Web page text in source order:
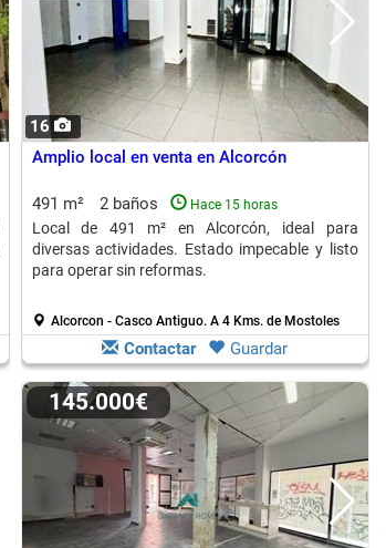
16
Amplio local en venta en Alcorcón
491 m² 2 baños Hace 15 horas
Local de 491 m² en Alcorcón, ideal para
diversas actividades. Estado impecable y listo
para operar sin reformas.
Alcorcon - Casco Antiguo. A 4 Kms. de Mostoles
Contactar Guardar
145.000€